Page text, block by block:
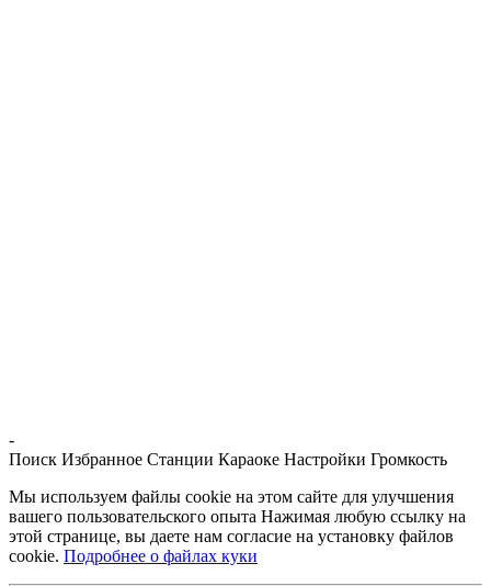
-
Поиск Избранное Станции Караоке Настройки Громкость
Мы используем файлы cookie на этом сайте для улучшения
вашего пользовательского опыта Нажимая любую ссылку на
этой странице, вы даете нам согласие на установку файлов
cookie. Подробнее о файлах куки